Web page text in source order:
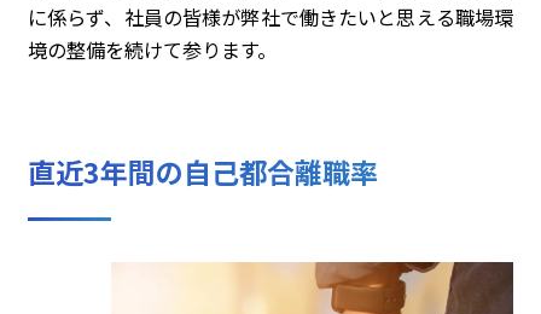
に係らず、社員の皆様が弊社で働きたいと思える職場環
境の整備を続けて参ります。
直近3年間の自己都合離職率